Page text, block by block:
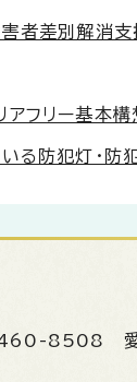
者差別解消支
フリー基本構
る防犯灯・防
460-8508